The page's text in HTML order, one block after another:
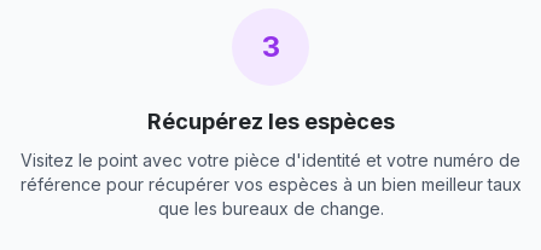
3
Récupérez les espèces
Visitez le point avec votre pièce d'identité et votre numéro de
référence pour récupérer vos espèces à un bien meilleur taux
que les bureaux de change.